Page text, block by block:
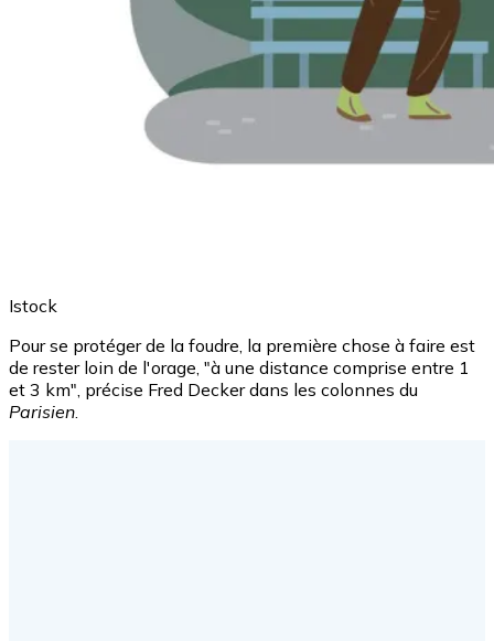
Istock
Pour se protéger de la foudre, la première chose à faire est
de rester loin de l'orage, "à une distance comprise entre 1
et 3 km", précise Fred Decker dans les colonnes du
Parisien.